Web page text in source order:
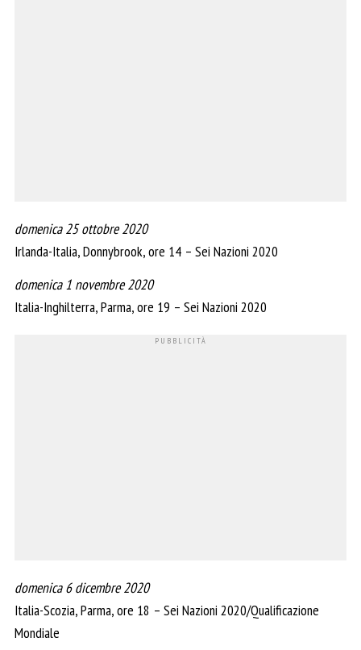
domenica 25 ottobre 2020
Irlanda-Italia, Donnybrook, ore 14 – Sei Nazioni 2020
domenica 1 novembre 2020
Italia-Inghilterra, Parma, ore 19 – Sei Nazioni 2020
domenica 6 dicembre 2020
Italia-Scozia, Parma, ore 18 – Sei Nazioni 2020/Qualificazione
Mondiale